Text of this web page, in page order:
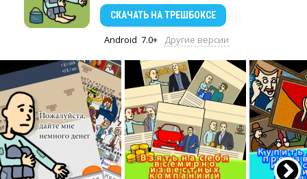
СКАЧАТЬ НА ТРЕШБОКСЕ
Android 7.0+ Другие версии